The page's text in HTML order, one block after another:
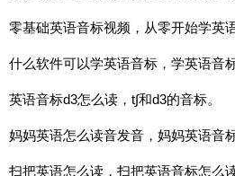
零基础英语音标视频，从零开始学英
什么软件可以学英语音标，学英语音
英语音标d3怎么读，t∫和d3的音标。
妈妈英语怎么读音发音，妈妈英语音标
扫把英语怎么读，扫把英语音标怎么